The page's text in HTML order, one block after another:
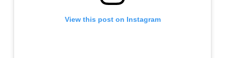
View this post on Instagram